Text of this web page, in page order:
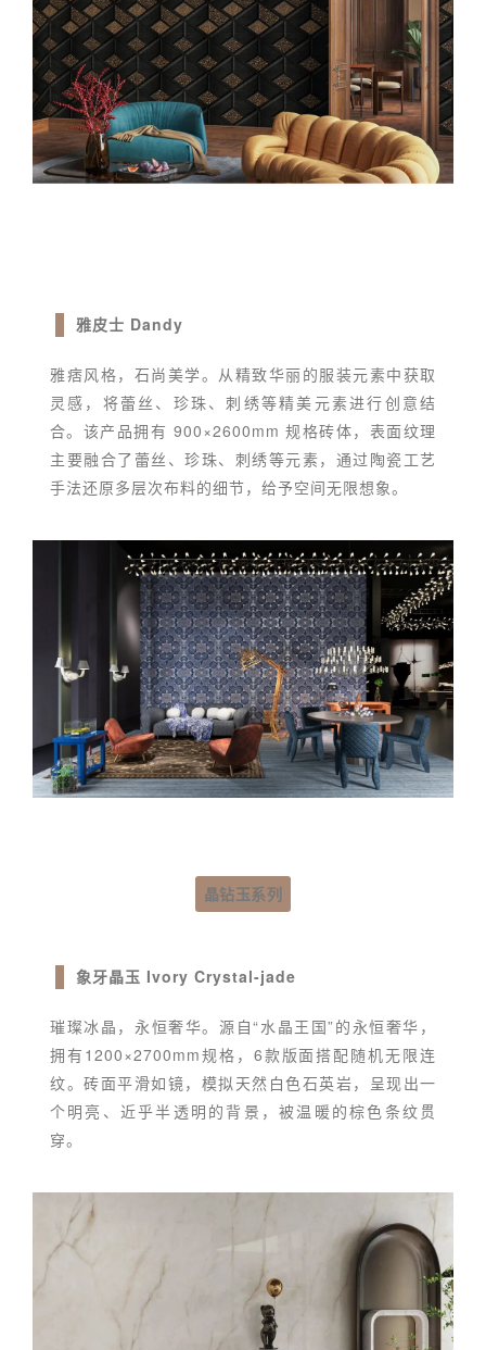
雅皮士 Dandy
雅痞风格，石尚美学。从精致华丽的服装元素中获取
灵感，将蕾丝、珍珠、刺绣等精美元素进行创意结
合。该产品拥有 900×2600mm 规格砖体，表面纹理
主要融合了蕾丝、珍珠、刺绣等元素，通过陶瓷工艺
手法还原多层次布料的细节，给予空间无限想象。
晶钻玉系列
象牙晶玉 Ivory Crystal-jade
璀璨冰晶，永恒奢华。源自“水晶王国”的永恒奢华，
拥有1200×2700mm规格，6款版面搭配随机无限连
纹。砖面平滑如镜，模拟天然白色石英岩，呈现出一
个明亮、近乎半透明的背景，被温暖的棕色条纹贯
穿。